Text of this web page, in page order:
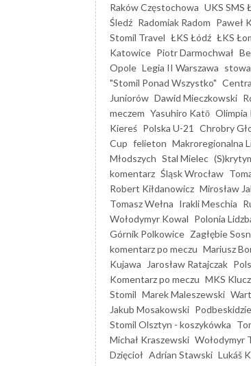
Raków Częstochowa UKS SMS
Śledź Radomiak Radom Paweł
Stomil Travel ŁKS Łódź ŁKS
Katowice Piotr Darmochwał
Opole Legia II Warszawa
"Stomil Ponad Wszystko"
Juniorów Dawid Mieczkowski
meczem Yasuhiro Katō Olimpia
Kiereś Polska U-21 Chrobry
Cup felieton Makroregionalna
Młodszych Stal Mielec
komentarz Śląsk Wrocław
Robert Kiłdanowicz Mirosław
Tomasz Wełna Irakli Meschia
Wołodymyr Kowal Polonia
Górnik Polkowice Zagłębie
komentarz po meczu Mariusz
Kujawa
Jarosław Ratajczak
Komentarz po meczu MKS
Stomil Marek Maleszewski
Jakub Mosakowski
Stomil Olsztyn - koszykówka
Michał Kraszewski Wołodymyr
Dzięcioł Adrian Stawski Lukáš